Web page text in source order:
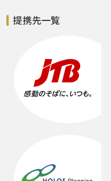
提携先一覧